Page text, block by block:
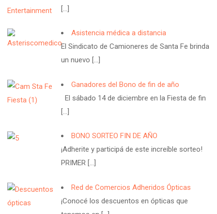
[…]
Asistencia médica a distancia
El Sindicato de Camioneres de Santa Fe brinda
un nuevo […]
Ganadores del Bono de fin de año
El sábado 14 de diciembre en la Fiesta de fin
[…]
BONO SORTEO FIN DE AÑO
¡Adherite y participá de este increíble sorteo!
PRIMER […]
Red de Comercios Adheridos Ópticas
¡Conocé los descuentos en ópticas que